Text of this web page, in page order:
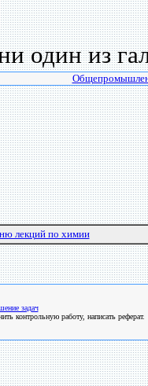
один из
лекций по химии
задач
контрольную работу, написать реферат.